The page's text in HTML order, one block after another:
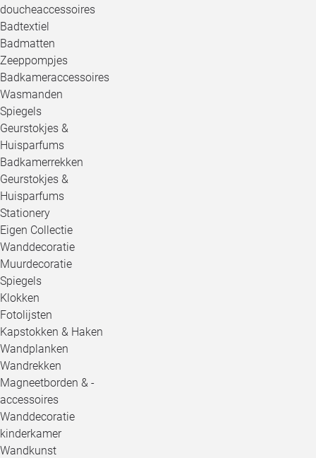
doucheaccessoires
Badtextiel
Badmatten
Zeeppompjes
Badkameraccessoires
Wasmanden
Spiegels
Geurstokjes &
Huisparfums
Badkamerrekken
Geurstokjes &
Huisparfums
Stationery
Eigen Collectie
Wanddecoratie
Muurdecoratie
Spiegels
Klokken
Fotolijsten
Kapstokken & Haken
Wandplanken
Wandrekken
Magneetborden & -
accessoires
Wanddecoratie
kinderkamer
Wandkunst